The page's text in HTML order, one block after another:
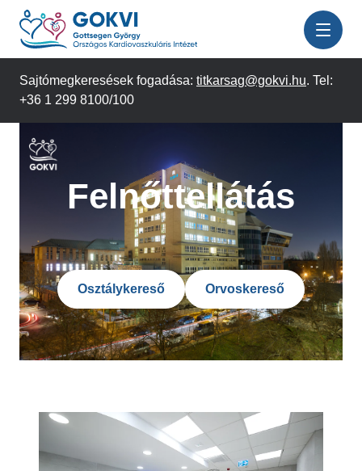
Ugrás
tartalomra
Sajtómegkeresések fogadása: titkarsag@gokvi.hu. Tel:
+36 1 299 8100/100
Felnőttellátás
Osztálykereső Orvoskereső
Image